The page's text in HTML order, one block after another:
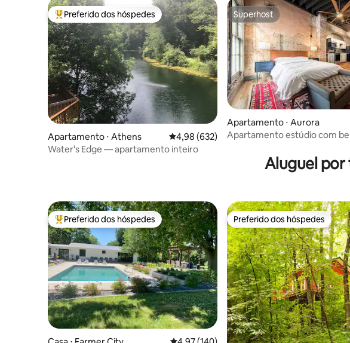
Entre os melhores preferidos dos hóspedes
Preferido dos hóspedes
Apartamento ⋅ Athens 4,98 de uma avaliação média de 5, 632
4,98 (632)
Water's Edge — apartamento inteiro
Superhost
Superhost
Apartamento ⋅ Aurora
Apartamento estúdio com
Aluguel por
Entre os melhores preferidos dos hóspedes
Preferido dos hóspedes Preferido dos hóspedes
Preferido dos hóspedes